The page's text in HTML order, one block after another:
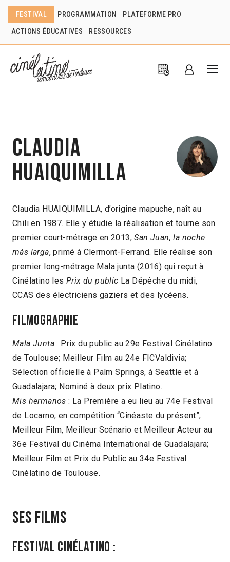
FESTIVAL PROGRAMMATION PLATEFORME PRO
ACTIONS ÉDUCATIVES RESSOURCES
Claudia
Huaiquimilla
Claudia HUAIQUIMILLA, d’origine mapuche, naît au
Chili en 1987. Elle y étudie la réalisation et tourne son
premier court-métrage en 2013, San Juan, la noche
más larga, primé à Clermont-Ferrand. Elle réalise son
premier long-métrage Mala junta (2016) qui reçut à
Cinélatino les Prix du public La Dépêche du midi,
CCAS des électriciens gaziers et des lycéens.
Filmographie
Mala Junta : Prix du public au 29e Festival Cinélatino
de Toulouse; Meilleur Film au 24e FICValdivia;
Sélection officielle à Palm Springs, à Seattle et à
Guadalajara; Nominé à deux prix Platino.
Mis hermanos : La Première a eu lieu au 74e Festival
de Locarno, en compétition “Cinéaste du présent”;
Meilleur Film, Meilleur Scénario et Meilleur Acteur au
36e Festival du Cinéma International de Guadalajara;
Meilleur Film et Prix du Public au 34e Festival
Cinélatino de Toulouse.
Ses films
Festival Cinélatino :